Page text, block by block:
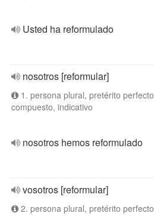
Usted ha reformulado
nosotros [reformular]
1. persona plural, pretérito perfecto
compuesto, indicativo
nosotros hemos reformulado
vosotros [reformular]
2. persona plural, pretérito perfecto